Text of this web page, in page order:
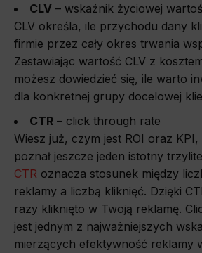
CLV – wskaźnik życiowej
CLV określa, ile przychodu dany
firmie przez cały okres trwania
Zestawiając wartość CLV z
możesz dowiedzieć się, ile warto
dla konkretnej grupy docelowej
CTR – click through rate
Wiesz już, czym jest ROI oraz
poznał jeszcze jeden istotny
CTR oznacza stosunek między
reklamy a liczbą kliknięć. Dzięki
razy kliknięto w Twoją reklamę.
jest jednym z najważniejszych
mierzących efektywność reklamy